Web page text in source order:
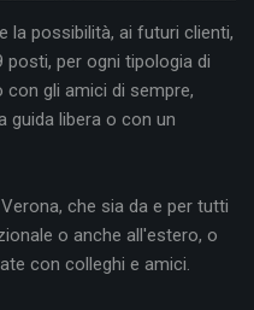
la possibilità, ai futuri clienti,
posti, per ogni tipologia di
gli amici di sempre,
guida libera o con un
che sia da e per tutti
o anche all'estero, o
con colleghi e amici.